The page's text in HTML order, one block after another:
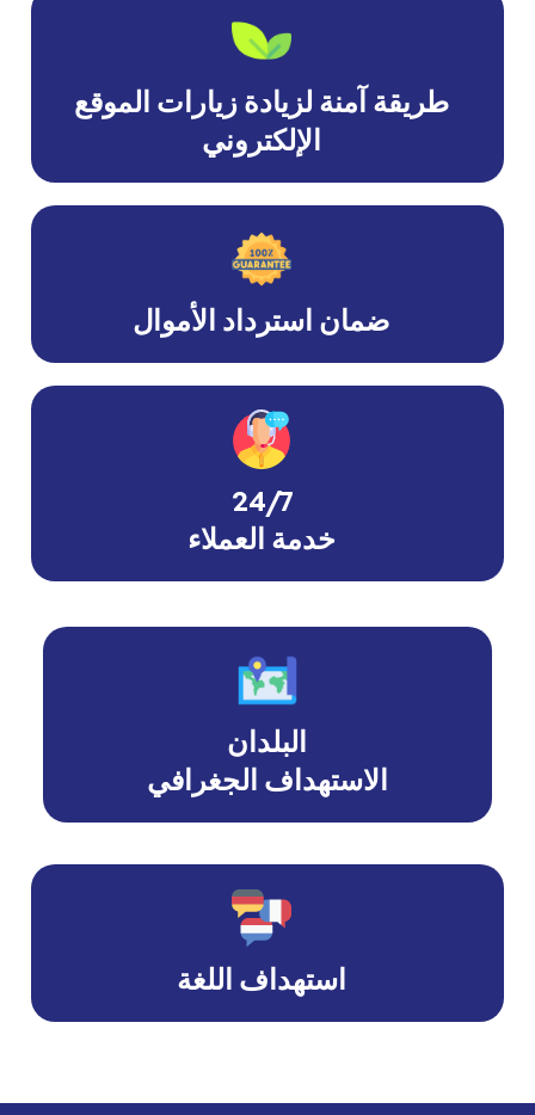
طريقة آمنة لزيادة زيارات الموقع
الإلكتروني
ضمان استرداد الأموال
24/7
خدمة العملاء
البلدان
الاستهداف الجغرافي
استهداف اللغة